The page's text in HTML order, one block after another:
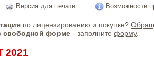
Версия для печати Возможности
по лицензированию и покупке?
свободной форме - заполните форму.
2021